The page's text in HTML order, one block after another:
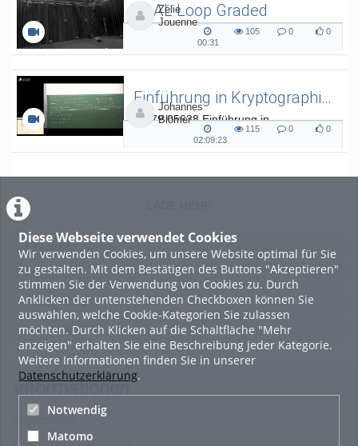
Diese Webseite verwendet Cookies
Wir verwenden Cookies, um unsere Website optimal für Sie
zu gestalten. Mit dem Bestätigen des Buttons "Akzeptieren"
stimmen Sie der Verwendung von Cookies zu. Durch
Anklicken der untenstehenden Checkboxen können Sie
auswählen, welche Cookie-Kategorien Sie zulassen
möchten. Durch Klicken auf die Schaltfläche "Mehr
anzeigen" erhalten Sie eine Beschreibung jeder Kategorie.
Weitere Informationen finden Sie in unserer
Datenschutzerklärung.
Notwendig
Matomo
SAAL Loop Graded
SAAL Musikinformatik
Zélie
Jouenne
00:31
00:31
105
views
0
Kommentare
0
likes
Einführung in Kryptographie (in English) 15
L.079.05638 Einführung in
Kryptographie (in English) - SoSe 26
Johannes
Blömer
02:09:23
02:09:23
115
views
0
Kommentare
0
likes
Beliebtheit
Bewertung
Kommentare
Informationen
Impressum